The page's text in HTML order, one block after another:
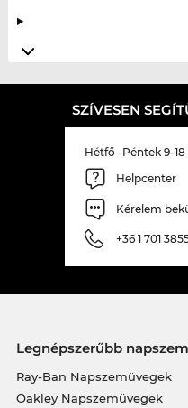
SZÍVESEN
Hétfő -Péntek 9-
Helpcenter
Kérelem
+36 1 701
Legnépszerűbb
Ray-Ban Napszemüvegek
Oakley Napszemüvegek